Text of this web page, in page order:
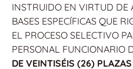
INSTRUIDO EN VIRTUD DE
BASES ESPECÍFICAS QUE
EL PROCESO SELECTIVO
PERSONAL FUNCIONARIO
DE VEINTISÉIS (26)